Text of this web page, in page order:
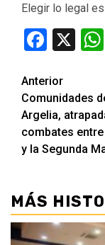
Elegir lo legal
X
Seguir
leyendo
Anterior
Comunidades
Argelia,
combates
y la Segunda
MÁS